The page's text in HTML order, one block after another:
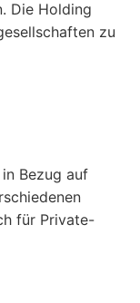
Die Holding
zu
Bezug auf
für Private-